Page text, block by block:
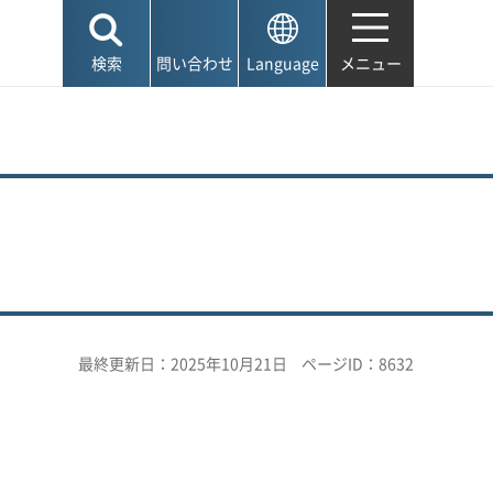
検索 問い合わせ Language メニュー
最終更新日：2025年10月21日 ページID：8632